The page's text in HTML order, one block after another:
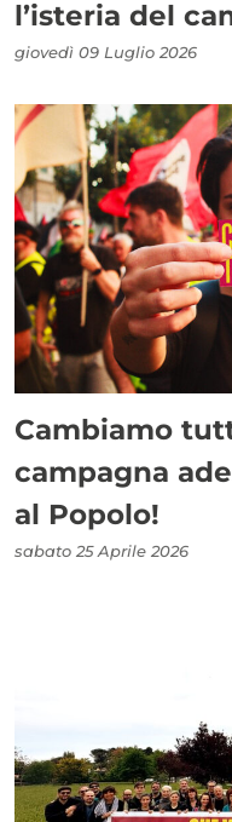
l’isteria del
giovedì 09 Luglio 2026
Cambiamo
campagna
al Popolo!
sabato 25 Aprile 2026